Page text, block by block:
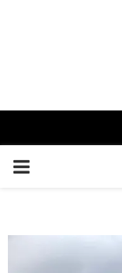
PRIMARY